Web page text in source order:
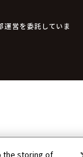
営を委託していま
the storing of